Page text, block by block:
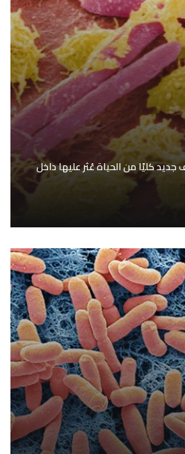
كليًا من الحياة عُثر عليها داخل